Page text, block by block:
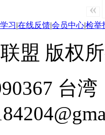
«
习|在线反馈|会员中心|检举
盟 版权
台湾